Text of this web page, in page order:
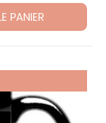
PANIER